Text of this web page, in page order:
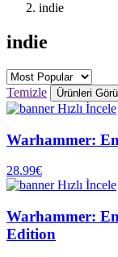
indie
indie
Temizle Ürünleri
Hızlı İncele
Warhammer:
28.99€
Hızlı İncele
Warhammer:
Edition